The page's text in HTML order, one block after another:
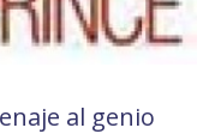
al genio